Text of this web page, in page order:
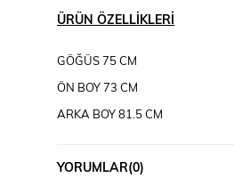
ÜRÜN ÖZELLIKLERI
GÖĞÜS 75 CM
ÖN BOY 73 CM
ARKA BOY 81.5 CM
YORUMLAR(0)